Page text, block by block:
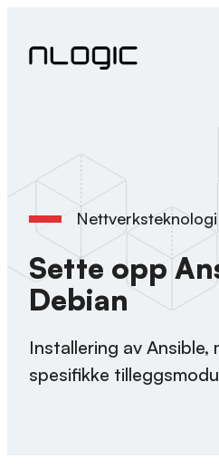
innhold
Nettverksteknologi
Sette opp
Debian
Installering av Ansible,
spesifikke